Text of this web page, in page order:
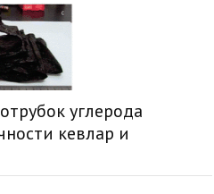
углерода
кевлар и